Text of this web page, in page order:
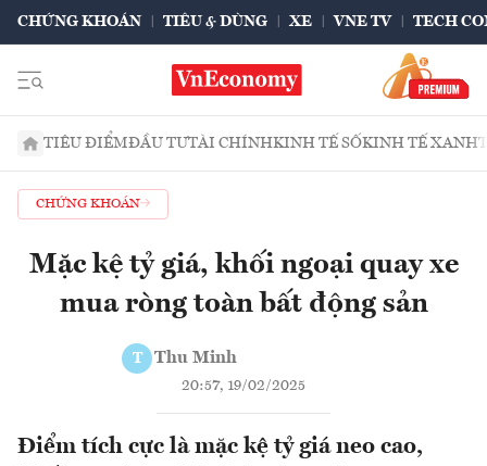
CHỨNG KHOÁN TIÊU & DÙNG XE VNE TV TECH
TIÊU ĐIỂMĐẦU TƯTÀI CHÍNHKINH TẾ SỐKINH TẾ XANH
CHỨNG KHOÁN
Mặc kệ tỷ giá, khối ngoại quay xe
mua ròng toàn bất động sản
T Thu Minh
20:57, 19/02/2025
Điểm tích cực là mặc kệ tỷ giá neo cao,